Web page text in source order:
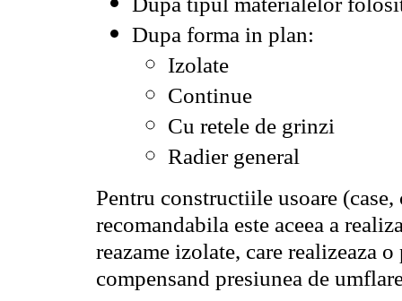
Dupa forma in plan:
Izolate
Continue
Cu retele de grinzi
Radier general
Pentru constructiile usoare
recomandabila este aceea a
reazame izolate, care realizeaza
compensand presiunea de